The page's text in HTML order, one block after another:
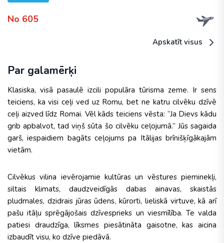
No 605
Apskatīt visus
Par galamērķi
Klasiska, visā pasaulē izcili populāra tūrisma zeme. Ir sens
teiciens, ka visi ceļi ved uz Romu, bet ne katru cilvēku dzīvē
ceļi aizved līdz Romai. Vēl kāds teiciens vēsta: “Ja Dievs kādu
grib apbalvot, tad viņš sūta šo cilvēku ceļojumā.” Jūs sagaida
garš, iespaidiem bagāts ceļojums pa Itālijas brīnišķīgākajām
vietām.
Cilvēkus vilina ievērojamie kultūras un vēstures pieminekļi,
siltais klimats, daudzveidīgās dabas ainavas, skaistās
pludmales, dzidrais jūras ūdens, kūrorti, lieliskā virtuve, kā arī
pašu itāļu sprēgājošais dzīvesprieks un viesmīlība. Te valda
patiesi draudzīga, līksmes piesātināta gaisotne, kas aicina
izbaudīt visu, ko dzīve piedāvā.